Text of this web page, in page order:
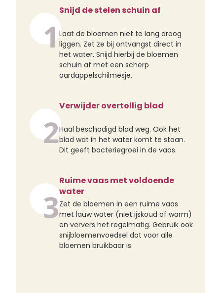
1
Snijd de stelen schuin af
Laat de bloemen niet te lang droog
liggen. Zet ze bij ontvangst direct in
het water. Snijd hierbij de bloemen
schuin af met een scherp
aardappelschilmesje.
2
Verwijder overtollig blad
Haal beschadigd blad weg. Ook het
blad wat in het water komt te staan.
Dit geeft bacteriegroei in de vaas.
3
Ruime vaas met voldoende
water
Zet de bloemen in een ruime vaas
met lauw water (niet ijskoud of warm)
en ververs het regelmatig. Gebruik ook
snijbloemenvoedsel dat voor alle
bloemen bruikbaar is.